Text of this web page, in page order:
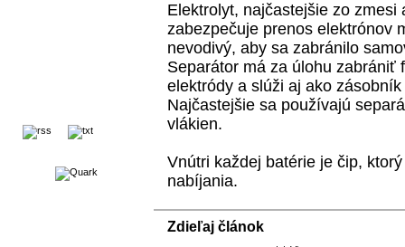
Elektrolyt, najčastejšie zo
zabezpečuje prenos elektrónov
nevodivý, aby sa zabránilo
Separátor má za úlohu zabrániť
elektródy a slúži aj ako
Najčastejšie sa používajú
vlákien.
Vnútri každej batérie je čip,
nabíjania.
Zdieľaj článok